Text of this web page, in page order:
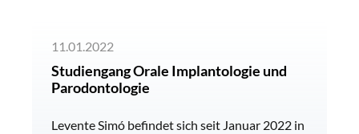
11.01.2022
Studiengang Orale Implantologie und
Parodontologie
Levente Simó befindet sich seit Januar 2022 in